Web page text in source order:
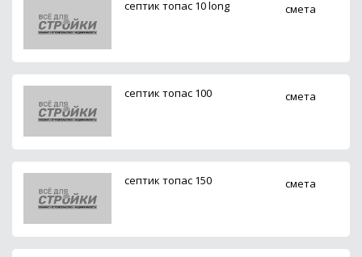
ceптик топас 10 long смета
ceптик топас 100 смета
ceптик топас 150 смета